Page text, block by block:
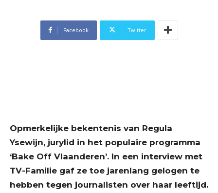
Facebook Twitter
Opmerkelijke bekentenis van Regula
Ysewijn, jurylid in het populaire programma
‘Bake Off Vlaanderen’. In een interview met
TV-Familie gaf ze toe jarenlang gelogen te
hebben tegen journalisten over haar leeftijd.